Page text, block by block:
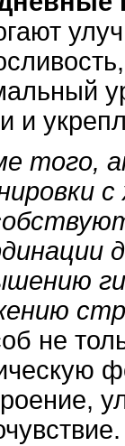
и
того,
не